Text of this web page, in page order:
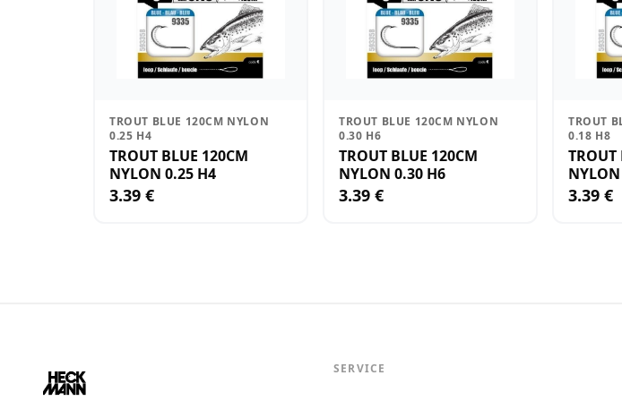
TROUT BLUE 120CM NYLON
0.25 H4
TROUT BLUE 120CM
NYLON 0.25 H4
3.39 €
TROUT BLUE 120CM NYLON
0.30 H6
TROUT BLUE 120CM
NYLON 0.30 H6
3.39 €
TROUT
0.18 H8
TROUT
3.39 €
SERVICE